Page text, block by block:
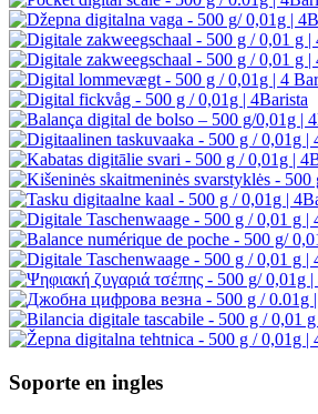
Soporte en ingles